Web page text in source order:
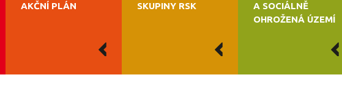
AKČNÍ PLÁN
SKUPINY RSK
A SOCIÁLNĚ
OHROŽENÁ ÚZEMÍ